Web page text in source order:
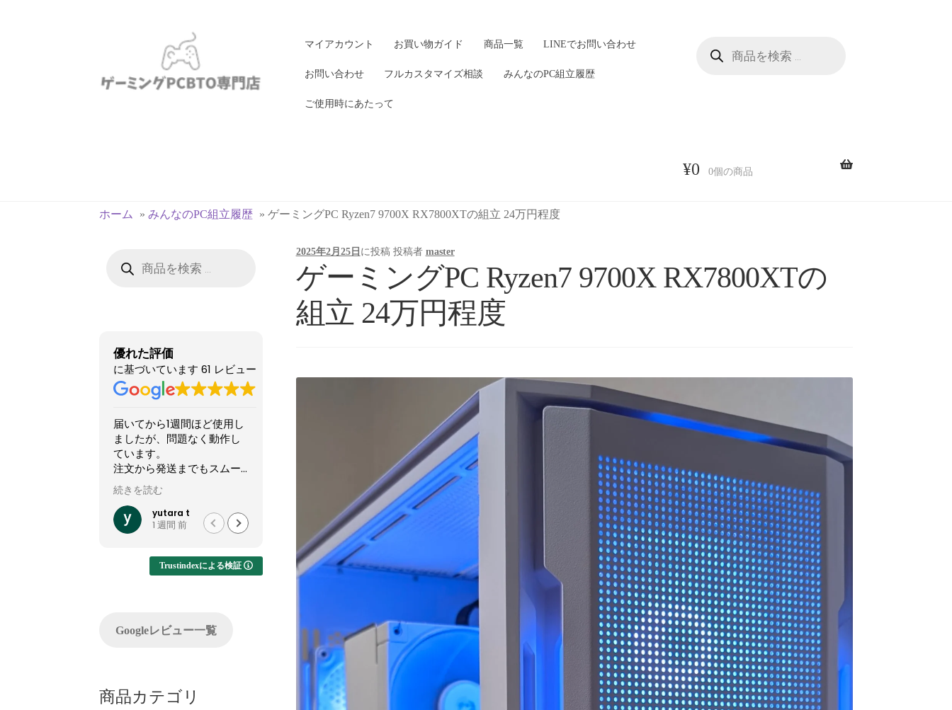
ー
ッ
ン
マイアカウント お買い物ガイド 商品一覧 LINEでお問い合わせ
お問い合わせ フルカスタマイズ相談 みんなのPC組立履歴
ご使用時にあたって
¥0 0個の商品
ホーム »みんなのPC組立履歴 »ゲーミングPC Ryzen7 9700X RX7800XTの組立 24万円程度
2025年2月25日 に投稿 投稿者 master
ゲーミングPC Ryzen7 9700X RX7800XTの
組立 24万円程度
優れた評価
に基づいています 61 レビュー
てから1週間ほど使用し
たが、問題なく動作し
から発送までもスムー
では難しいカスタマイ
実現でき、大変有難か
他のショップより安いので
怪しい店なのか？と躊躇し
てましたが、ここのサイト
やXで組んだPCの画像を投
稿してるのを見て、思い切
って買ってみました。
結果1週間でちゃんと届きま
した。初見だと怪しさ全開
います。サイト内で自分が
注文したPCの完成後を載せ
でサポートは分かりません
も喜んでおります。
次回購入の際の比較ショッ
続きを読む
れいれい
1 か月 前
星5つの評価枠じゃ足りな
これからもずっと続いて欲
しいPCBTOショップです！
2025年11月に購入、半年近
く何も問題なく快適に使用
できていましたが、突然の
故障。
(BOOTランプ点灯で起動不
ったこともあり、連休中に
PCが使えない絶望的な気持
ちでした。
自分なりにAIやネットを駆
使して色々と対処を試みま
したが改善せず、藁にもす
続きを読む
ネテル会長
2 か月 前
購入後のアフターフォロー
て相談できるショップ様で
購入したPCについて、外付
けHDD接続時に特定のUSB
ポートでデータ転送がうま
くいかない症状があり相談
しましたが、単に「別のポ
ートを使ってください」で
終わるのではなく、背面
USBポートごとの内部仕様
まで確認したうえで、原因
の切り分けを非常に詳しく
案内していただきました。
具体的には、正常に動作し
ASMedia製チップ経由であ
ゲームが快適にプレイした
いけど機械には詳しくない
ということでAIにゲームの
種類と予算を伝えたらオス
スメされたこちらで買いま
した。
最初にサイトを見た時はシ
ンプル過ぎてリンクが間違
っているのかと思ってしま
いましたが、種類はそこそ
こありパーツも分かりやす
く写真と説明があって選び
やすいです。目移りしない
ので買うつもりのないもの
まで買ってしまう現象もお
きません。組立履歴から実
際の数値が見られるので、
この組み合わせでも大丈夫
続きを読む
ねこです
2 か月 前
GPUはRTX5060の比較的安
価な構成のPC購入ですが当
でした。
HP内がとてもシンプルな作
りになっているので若干の
怪しさを感じてしまいまし
たが…笑
他の方の丁寧で評価の高い
レビューなども購入のきっ
かけの一つになりました。
製品に関しても購入して４
ヶ月弱経ちますが不具合や
故障は一切なく快適に動
作、使用できています！
選ぶ際の価格や性能の基準
続きを読む
Trustindexによる検証
Googleレビュー一覧
商品カテゴリ